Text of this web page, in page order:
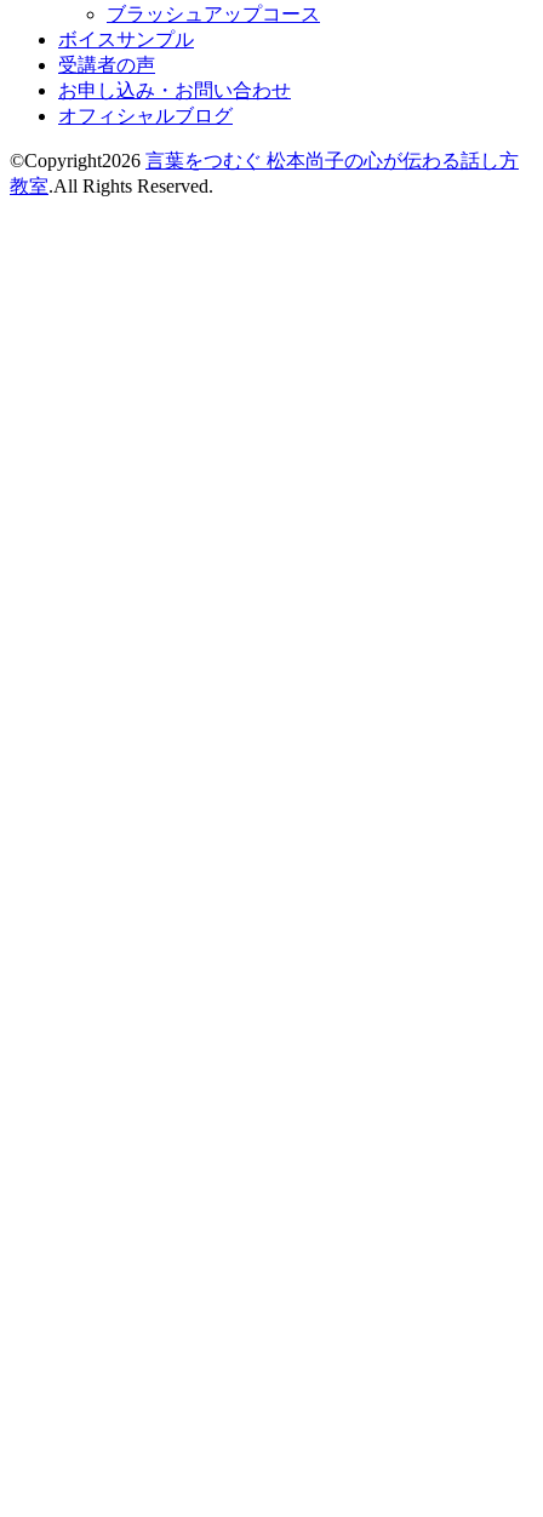
ブラッシュアップコース
ボイスサンプル
受講者の声
お申し込み・お問い合わせ
オフィシャルブログ
©Copyright2026 言葉をつむぐ 松本尚子の心が伝わる話し方
教室.All Rights Reserved.